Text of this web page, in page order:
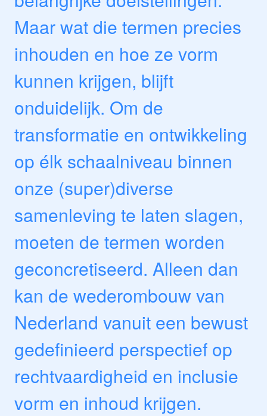
Maar wat die termen precies
inhouden en hoe ze vorm
kunnen krijgen, blijft
onduidelijk. Om de
transformatie en ontwikkeling
op élk schaalniveau binnen
onze (super)diverse
samenleving te laten slagen,
moeten de termen worden
geconcretiseerd. Alleen dan
kan de wederombouw van
Nederland vanuit een bewust
gedefinieerd perspectief op
rechtvaardigheid en inclusie
vorm en inhoud krijgen.